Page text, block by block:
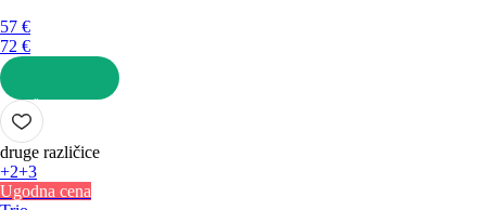
57 €
72 €
V KOŠARICO
druge različice
+2+3
Ugodna cena